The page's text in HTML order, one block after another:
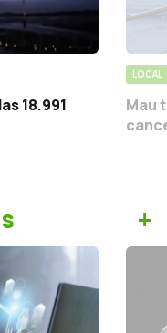
18.991
LOCAL
Mau
+